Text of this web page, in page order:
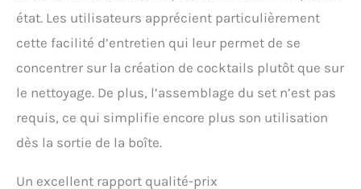
état. Les utilisateurs apprécient particulièrement
cette facilité d’entretien qui leur permet de se
concentrer sur la création de cocktails plutôt que sur
le nettoyage. De plus, l’assemblage du set n’est pas
requis, ce qui simplifie encore plus son utilisation
dès la sortie de la boîte.
Un excellent rapport qualité-prix